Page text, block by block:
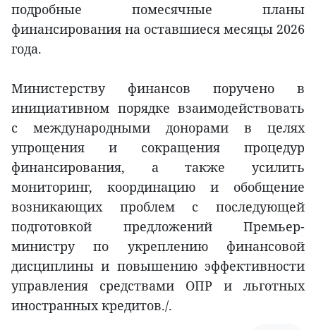
подробные помесячные планы
финансирования на оставшиеся месяцы 2026
года.
Министерству финансов поручено в
инициативном порядке взаимодействовать
с международными донорами в целях
упрощения и сокращения процедур
финансирования, а также усилить
мониторинг, координацию и обобщение
возникающих проблем с последующей
подготовкой предложений Премьер-
министру по укреплению финансовой
дисциплины и повышению эффективности
управления средствами ОПР и льготных
иностранных кредитов./.